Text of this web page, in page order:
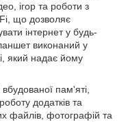
ігор та роботи з
що дозволяє
інтернет у будь-
виконаний у
який надає йому
пам'яті,
додатків та
файлів, фотографій та